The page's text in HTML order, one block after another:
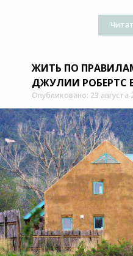
ЖИТЬ ПО
ДЖУЛИИ РОБЕРТС
Опубликовано: 23 августа